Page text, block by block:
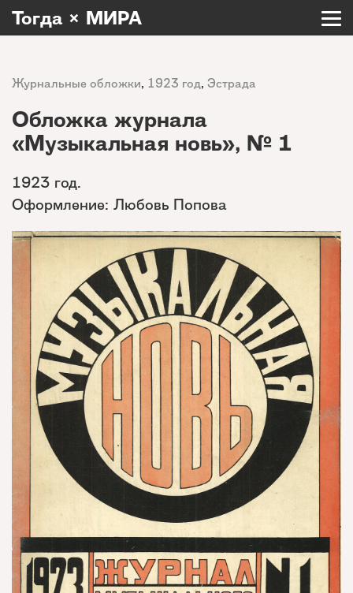
Тогда × МИРА
Журнальные обложки, 1923 год, Эстрада
Обложка журнала
«Музыкальная новь», № 1
1923 год.
Оформление: Любовь Попова